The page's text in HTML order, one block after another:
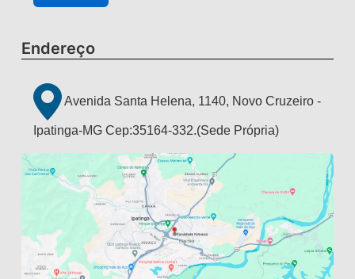
Endereço
Avenida Santa Helena, 1140, Novo Cruzeiro -
Ipatinga-MG Cep:35164-332.(Sede Própria)